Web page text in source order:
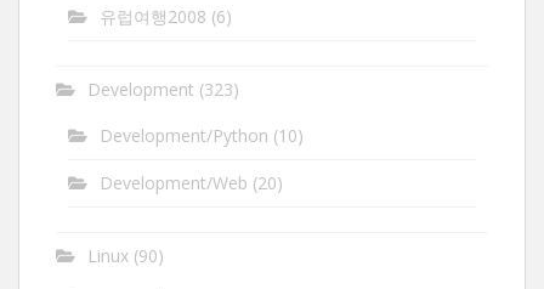
유럽여행2008 (6)
Development (323)
Development/Python (10)
Development/Web (20)
Linux (90)